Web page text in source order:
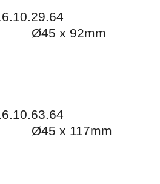
Ø45 x 92mm
Ø45 x 117mm